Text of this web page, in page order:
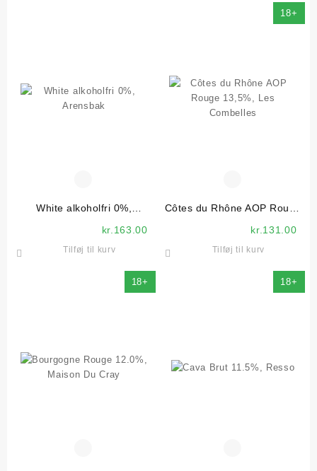
White alkoholfri 0%,
kr. 163.00
Tilføj til kurv
18+
Côtes du Rhône AOP Rouge
kr. 131.00
Tilføj til kurv
18+ 18+